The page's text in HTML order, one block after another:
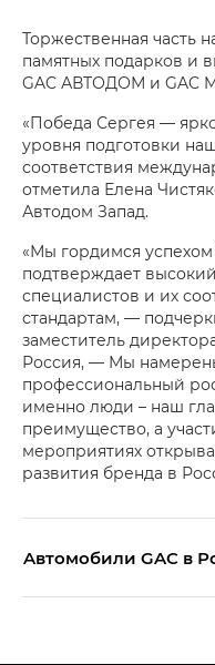
Торжественная часть
памятных подарков и
GAC АВТОДОМ и GAC
«Победа Сергея —
уровня подготовки
соответствия
отметила Елена
Автодом Запад.
«Мы гордимся
подтверждает
специалистов и их
стандартам, —
заместитель
Россия, — Мы
профессиональный
именно люди – наш
преимущество, а
мероприятиях
развития бренда в
Aвтомобили GAC в